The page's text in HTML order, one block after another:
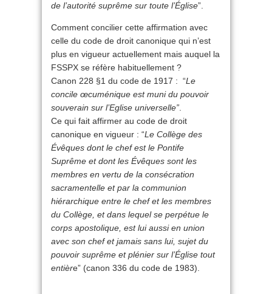
de l’autorité suprême sur toute l’Église”.
Comment concilier cette affirmation avec
celle du code de droit canonique qui n’est
plus en vigueur actuellement mais auquel la
FSSPX se réfère habituellement ?
Canon 228 §1 du code de 1917 : “Le
concile œcuménique est muni du pouvoir
souverain sur l’Eglise universelle”
Ce qui fait affirmer au code de droit
canonique en vigueur : “Le Collège des
Évêques dont le chef est le Pontife
Suprême et dont les Évêques sont les
membres en vertu de la consécration
sacramentelle et par la communion
hiérarchique entre le chef et les membres
du Collège, et dans lequel se perpétue le
corps apostolique, est lui aussi en union
avec son chef et jamais sans lui, sujet du
pouvoir suprême et plénier sur l’Église tout
entière” (canon 336 du code de 1983).